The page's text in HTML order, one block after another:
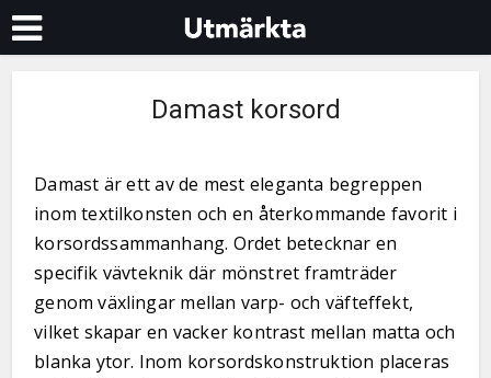
Damast korsord
Damast är ett av de mest eleganta begreppen
inom textilkonsten och en återkommande favorit i
korsordssammanhang. Ordet betecknar en
specifik vävteknik där mönstret framträder
genom växlingar mellan varp- och väfteffekt,
vilket skapar en vacker kontrast mellan matta och
blanka ytor. Inom korsordskonstruktion placeras